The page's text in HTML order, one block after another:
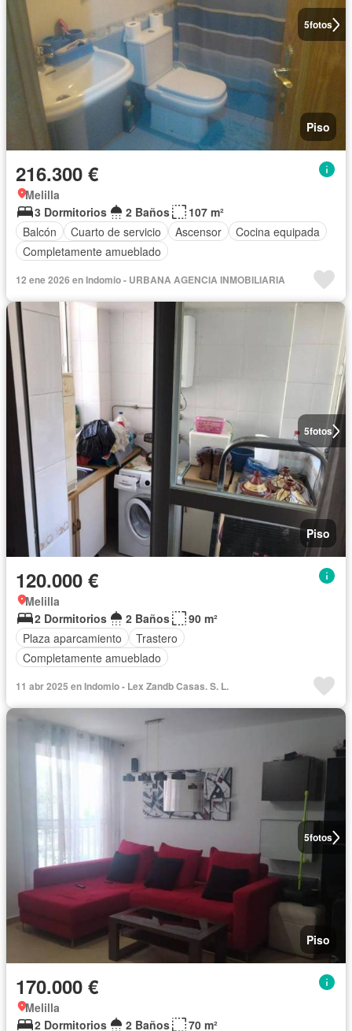
5fotos
Piso
216.300 €
Melilla
3 Dormitorios
2 Baños
107 m²
Balcón
Cuarto de servicio Ascensor
Cocina equipada
Completamente amueblado
12 ene 2026 en Indomio - URBANA AGENCIA INMOBILIARIA
5fotos
Piso
120.000 €
Melilla
2 Dormitorios
2 Baños
90 m²
Plaza aparcamiento
Trastero
Completamente amueblado
11 abr 2025 en Indomio - Lex Zandb Casas. S. L.
5fotos
Piso
170.000 €
Melilla
2 Dormitorios
2 Baños
70 m²